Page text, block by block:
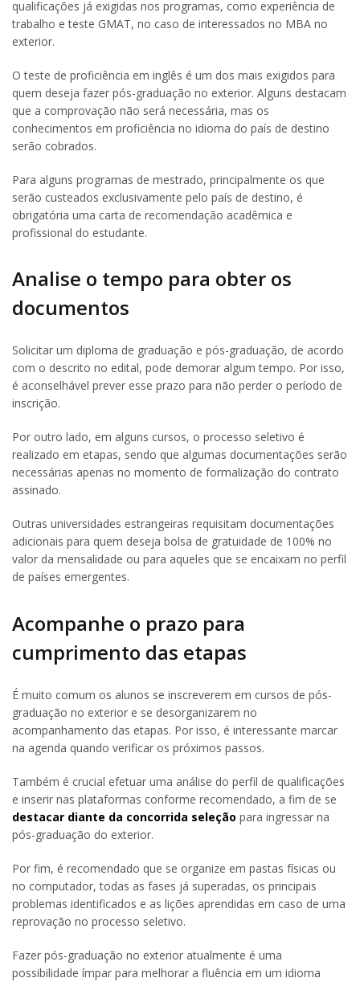
qualificações já exigidas nos programas, como experiência de
trabalho e teste GMAT, no caso de interessados no MBA no
exterior.
O teste de proficiência em inglês é um dos mais exigidos para
quem deseja fazer pós-graduação no exterior. Alguns destacam
que a comprovação não será necessária, mas os
conhecimentos em proficiência no idioma do país de destino
serão cobrados.
Para alguns programas de mestrado, principalmente os que
serão custeados exclusivamente pelo país de destino, é
obrigatória uma carta de recomendação acadêmica e
profissional do estudante.
Analise o tempo para obter os
documentos
Solicitar um diploma de graduação e pós-graduação, de acordo
com o descrito no edital, pode demorar algum tempo. Por isso,
é aconselhável prever esse prazo para não perder o período de
inscrição.
Por outro lado, em alguns cursos, o processo seletivo é
realizado em etapas, sendo que algumas documentações serão
necessárias apenas no momento de formalização do contrato
assinado.
Outras universidades estrangeiras requisitam documentações
adicionais para quem deseja bolsa de gratuidade de 100% no
valor da mensalidade ou para aqueles que se encaixam no perfil
de países emergentes.
Acompanhe o prazo para
cumprimento das etapas
É muito comum os alunos se inscreverem em cursos de pós-
graduação no exterior e se desorganizarem no
acompanhamento das etapas. Por isso, é interessante marcar
na agenda quando verificar os próximos passos.
Também é crucial efetuar uma análise do perfil de qualificações
e inserir nas plataformas conforme recomendado, a fim de se
destacar diante da concorrida seleção para ingressar na
pós-graduação do exterior.
Por fim, é recomendado que se organize em pastas físicas ou
no computador, todas as fases já superadas, os principais
problemas identificados e as lições aprendidas em caso de uma
reprovação no processo seletivo.
Fazer pós-graduação no exterior atualmente é uma
possibilidade ímpar para melhorar a fluência em um idioma